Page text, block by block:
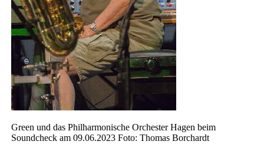
Green und das Philharmonische Orchester Hagen beim
Soundcheck am 09.06.2023 Foto: Thomas Borchardt